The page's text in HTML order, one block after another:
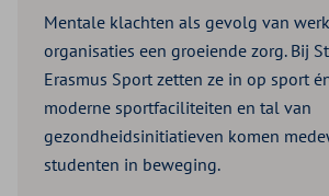
Mentale klachten als gevolg van
organisaties een groeiende zorg. Bij
Erasmus Sport zetten ze in op sport
moderne sportfaciliteiten en tal van
gezondheidsinitiatieven komen
studenten in beweging.